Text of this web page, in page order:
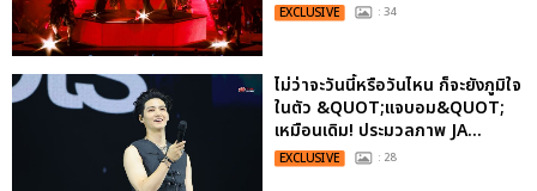
EXCLUSIVE : 34
ไม่ว่าจะวันนี้หรือวันไหน ก็จะยังภูมิใจ
ในตัว &QUOT;แจบอม&QUOT;
เหมือนเดิม! ประมวลภาพ JA...
EXCLUSIVE : 28